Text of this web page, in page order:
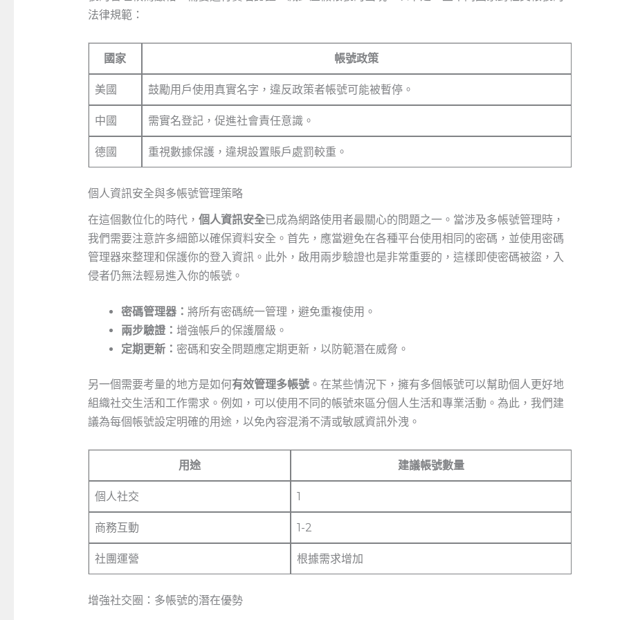
法律規範：
國家 帳號政策
美國 鼓勵用戶使用真實名字，違反政策者帳號可能被暫停。
中國 需實名登記，促進社會責任意識。
德國 重視數據保護，違規設置賬戶處罰較重。
個人資訊安全與多帳號管理策略
在這個數位化的時代， 個人資訊安全已成為網路使用者最關心的問題之一。當涉及多帳號管理時，
我們需要注意許多細節以確保資料安全。首先，應當避免在各種平台使用相同的密碼，並使用密碼
管理器來整理和保護你的登入資訊。此外，啟用兩步驗證也是非常重要的，這樣即使密碼被盜，入
侵者仍無法輕易進入你的帳號。
密碼管理器： 將所有密碼統一管理，避免重複使用。
兩步驗證： 增強帳戶的保護層級。
定期更新： 密碼和安全問題應定期更新，以防範潛在威脅。
另一個需要考量的地方是如何有效管理多帳號。在某些情況下，擁有多個帳號可以幫助個人更好地
組織社交生活和工作需求。例如，可以使用不同的帳號來區分個人生活和專業活動。為此，我們建
議為每個帳號設定明確的用途，以免內容混淆不清或敏感資訊外洩。
用途 建議帳號數量
個人社交 1
商務互動 1-2
社團運營 根據需求增加
增強社交圈：多帳號的潛在優勢